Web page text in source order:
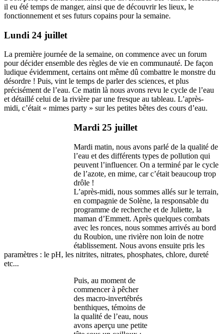
il eu été temps de manger, ainsi que de découvrir les lieux, le
fonctionnement et ses futurs copains pour la semaine.
Lundi 24 juillet
La première journée de la semaine, on commence avec un forum
pour décider ensemble des règles de vie en communauté. De façon
ludique évidemment, certains ont même dû combattre le monstre du
désordre ! Puis, vint le temps de parler des sciences, et plus
précisément de l’eau. Ce matin là nous avons revu le cycle de l’eau
et détaillé celui de la rivière par une fresque au tableau. L’après-
midi, c’était « mimes party » sur les petites bêtes des cours d’eau.
Mardi 25 juillet
Mardi matin, nous avons parlé de la qualité de
l’eau et des différents types de pollution qui
peuvent l’influencer. On a terminé par le cycle
de l’azote, en mime, car c’était beaucoup trop
drôle !
L’après-midi, nous sommes allés sur le terrain,
en compagnie de Solène, la responsable du
programme de recherche et de Juliette, la
maman d’Emmett. Après quelques combats
avec les ronces, nous sommes arrivés au bord
du Roubion, une rivière non loin de notre
établissement. Nous avons ensuite pris les
paramètres : le pH, les nitrites, nitrates, phosphates, chlore, dureté
etc...
Puis, au moment de
commencer à pêcher
des macro-invertébrés
benthiques, témoins de
la qualité de l’eau, nous
avons aperçu une petite